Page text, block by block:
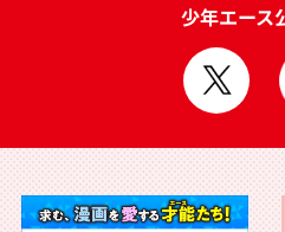
少年エース